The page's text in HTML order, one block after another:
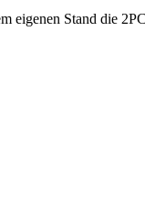
eigenen Stand die